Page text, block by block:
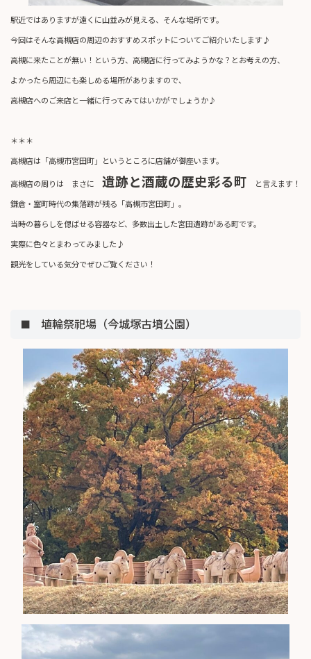
駅近ではありますが遠くに山並みが見える、そんな場所です。
今回はそんな高槻店の周辺のおすすめスポットについてご紹介いたします♪
高槻に来たことが無い！という方、高槻店に行ってみようかな？とお考えの方、
よかったら周辺にも楽しめる場所がありますので、
高槻店へのご来店と一緒に行ってみてはいかがでしょうか♪
＊＊＊
高槻店は「高槻市宮田町」というところに店舗が御座います。
高槻店の周りは まさに 遺跡と酒蔵の歴史彩る町 と言えます！
鎌倉・室町時代の集落跡が残る「高槻市宮田町」。
当時の暮らしを偲ばせる容器など、多数出土した宮田遺跡がある町です。
実際に色々とまわってみました♪
観光をしている気分でぜひご覧ください！
■ 埴輪祭祀場（今城塚古墳公園）